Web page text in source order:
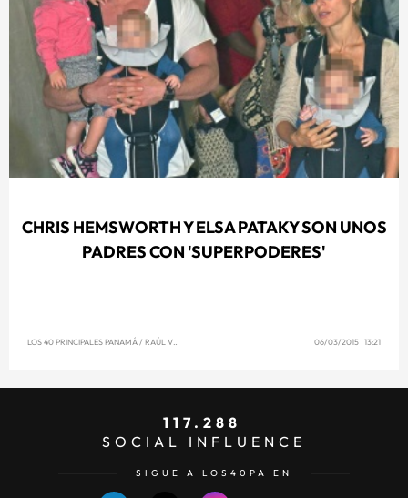
CHRIS HEMSWORTH Y ELSA PATAKY SON UNOS
PADRES CON 'SUPERPODERES'
LOS 40 PRINCIPALES PANAMÁ/ RAÚL VENCE 06/03/2015 13:21
117.288
SOCIAL INFLUENCE
SIGUE A LOS40PA EN